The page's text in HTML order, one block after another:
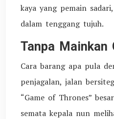
kaya yang pemain
dalam tenggang tujuh.
Tanpa Mainkan
Cara barang apa pula
penjagalan, jalan
“Game of Thrones”
semata kepala nun